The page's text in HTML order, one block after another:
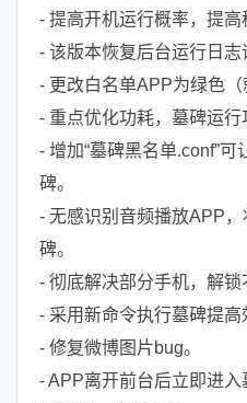
- 提高开机运行概率，提高
- 该版本恢复后台运行日志
- 更改白名单APP为绿色（
- 重点优化功耗，墓碑运行
- 增加“墓碑黑名单.conf”
碑。
- 无感识别音频播放APP
碑。
- 彻底解决部分手机，解锁
- 采用新命令执行墓碑提高
- 修复微博图片bug。
- APP离开前台后立即进